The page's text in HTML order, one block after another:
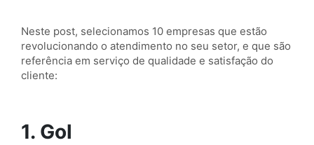
Neste post, selecionamos 10 empresas que estão
revolucionando o atendimento no seu setor, e que são
referência em serviço de qualidade e satisfação do
cliente:
1. Gol